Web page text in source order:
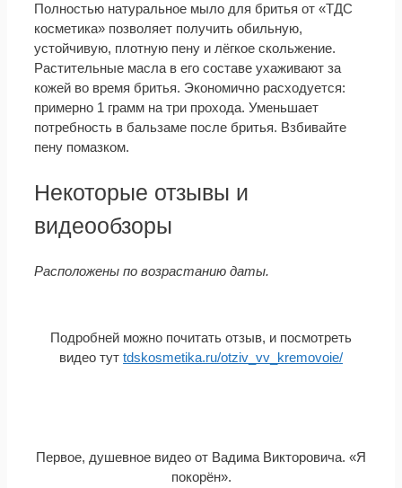
Полностью натуральное мыло для бритья от «ТДС
косметика» позволяет получить обильную,
устойчивую, плотную пену и лёгкое скольжение.
Растительные масла в его составе ухаживают за
кожей во время бритья. Экономично расходуется:
примерно 1 грамм на три прохода. Уменьшает
потребность в бальзаме после бритья. Взбивайте
пену помазком.
Некоторые отзывы и
видеообзоры
Расположены по возрастанию даты.
Подробней можно почитать отзыв, и посмотреть
видео тут tdskosmetika.ru/otziv_vv_kremovoie/
Первое, душевное видео от Вадима Викторовича. «Я
покорён».